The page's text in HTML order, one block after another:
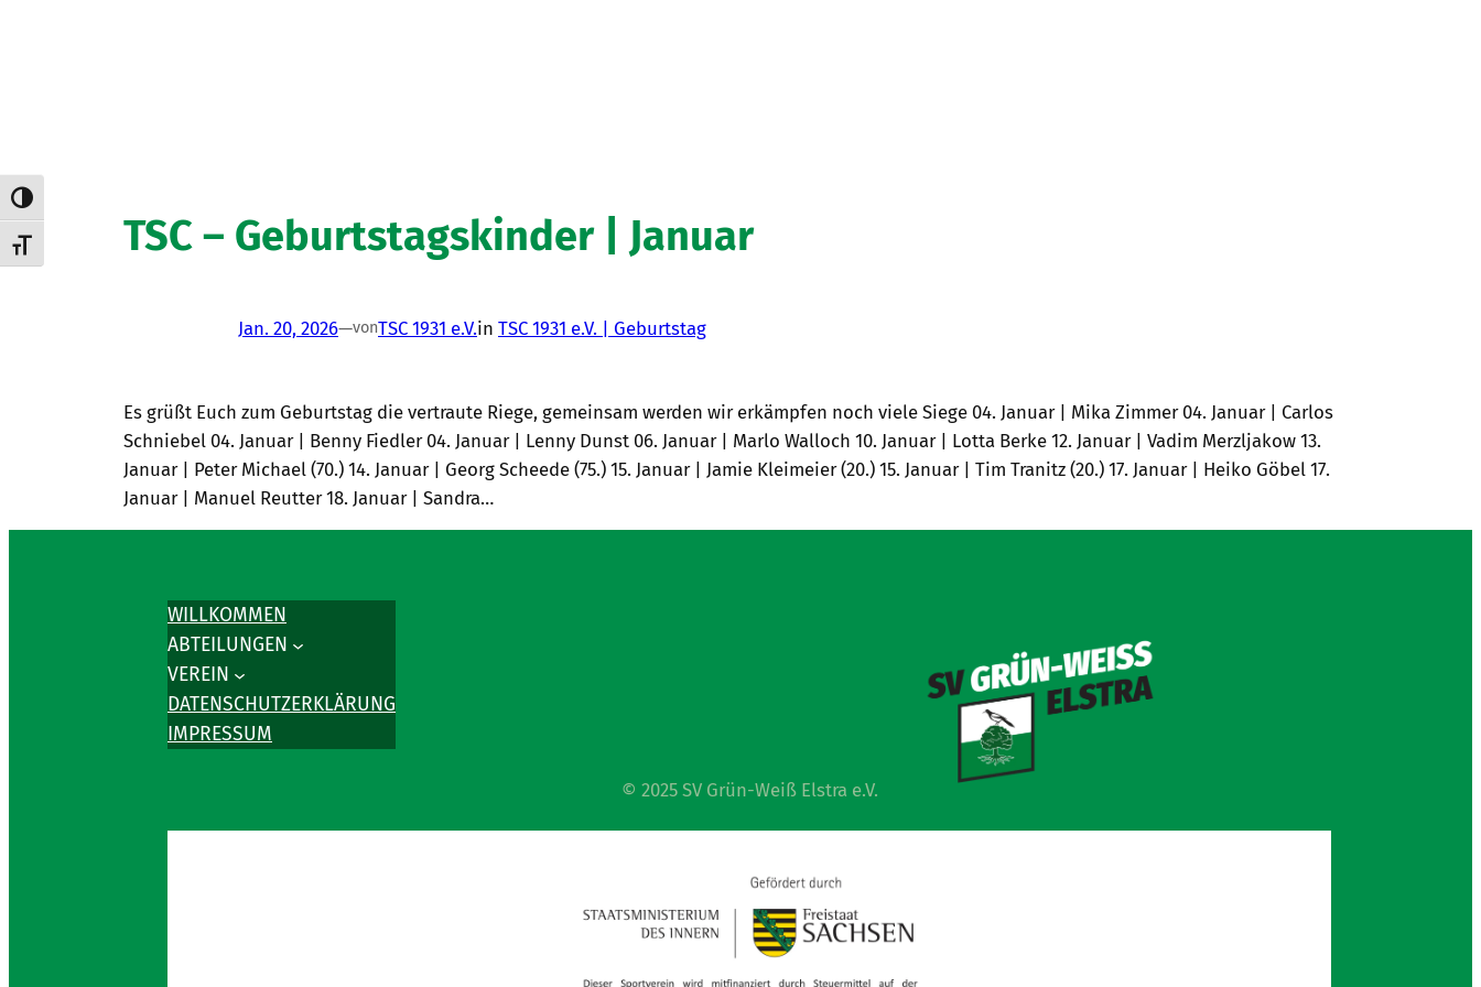
Umschalten auf hohe Kontraste
Schrift vergrößernTSC – Geburtstagskinder | Januar
Jan. 20, 2026—vonTSC 1931 e.V.in TSC 1931 e.V. | Geburtstag
Es grüßt Euch zum Geburtstag die vertraute Riege, gemeinsam werden wir erkämpfen noch viele Siege 04. Januar | Mika Zimmer 04. Januar | Carlos
Schniebel 04. Januar | Benny Fiedler 04. Januar | Lenny Dunst 06. Januar | Marlo Walloch 10. Januar | Lotta Berke 12. Januar | Vadim Merzljakow 13.
Januar | Peter Michael (70.) 14. Januar | Georg Scheede (75.) 15. Januar | Jamie Kleimeier (20.) 15. Januar | Tim Tranitz (20.) 17. Januar | Heiko Göbel 17.
Januar | Manuel Reutter 18. Januar | Sandra…
WILLKOMMEN
ABTEILUNGEN
VEREIN
DATENSCHUTZERKLÄRUNG
IMPRESSUM
© 2025 SV Grün-Weiß Elstra e.V.